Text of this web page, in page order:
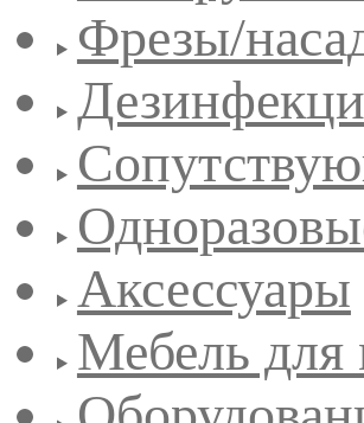
Фрезы/
Аксессуары
Мебель для